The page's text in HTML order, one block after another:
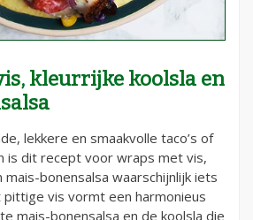
kleurrijke koolsla en
lekkere en smaakvolle taco’s of
is dit recept voor wraps met vis,
mais-bonensalsa waarschijnlijk iets
vis vormt een harmonieus
mais-bonensalsa en de koolsla die